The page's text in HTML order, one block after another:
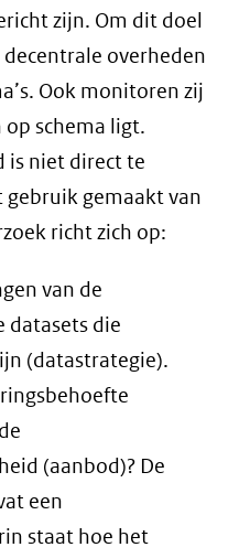
zijn. Om dit doel
overheden
Ook monitoren zij
schema ligt.
is niet direct te
gemaakt van
richt zich op:
van de
datasets die
(datastrategie).
(aanbod)? De
een
staat hoe het